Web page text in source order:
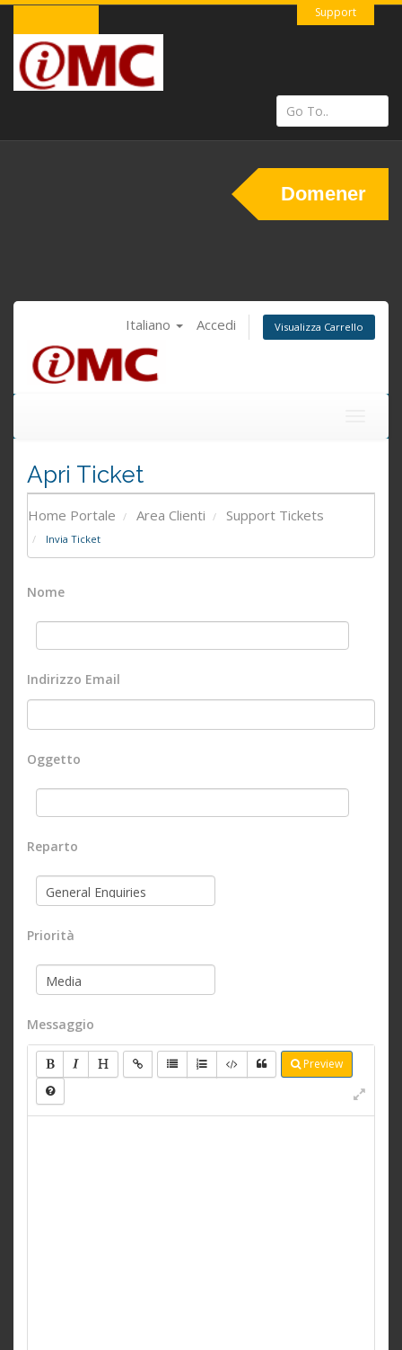
Support
Domener
Italiano Accedi Visualizza Carrello
Apri Ticket
Home Portale Area Clienti Support Tickets
Invia Ticket
Nome
Indirizzo Email
Oggetto
Reparto
Priorità
Messaggio
Preview